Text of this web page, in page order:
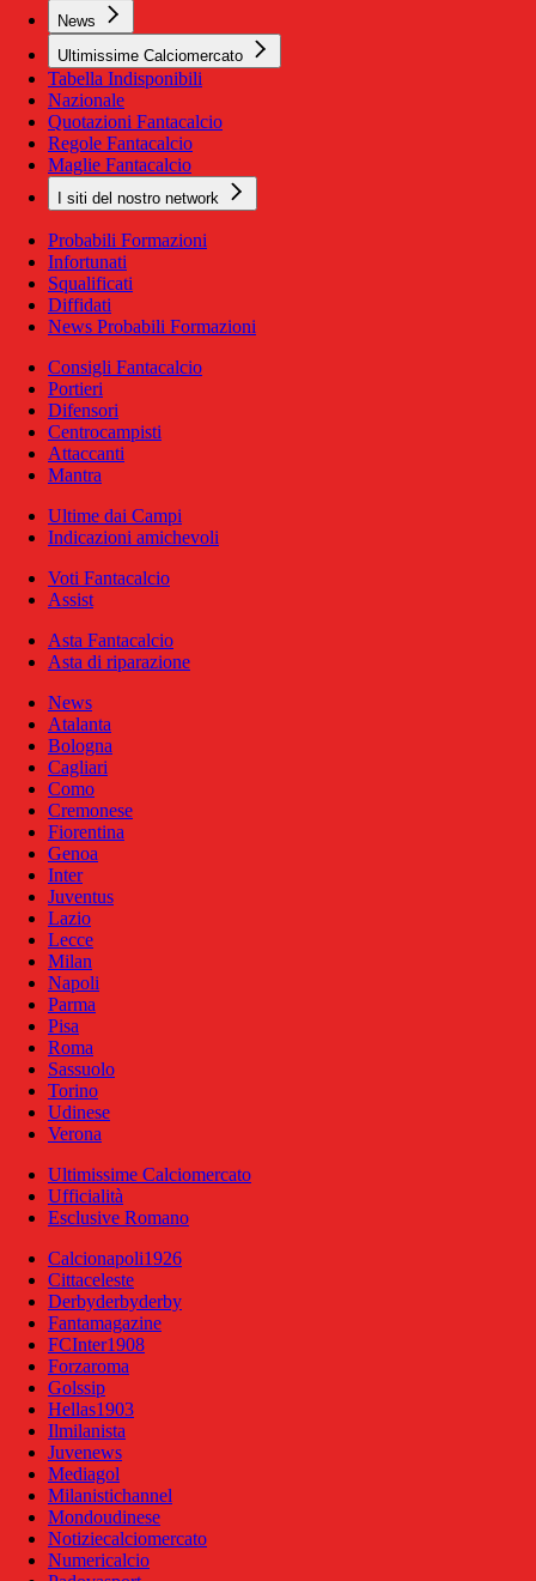
News
Ultimissime Calciomercato
Tabella Indisponibili
Nazionale
Quotazioni Fantacalcio
Regole Fantacalcio
Maglie Fantacalcio
I siti del nostro network
Probabili Formazioni
Infortunati
Squalificati
Diffidati
News Probabili Formazioni
Consigli Fantacalcio
Portieri
Difensori
Centrocampisti
Attaccanti
Mantra
Ultime dai Campi
Indicazioni amichevoli
Voti Fantacalcio
Assist
Asta Fantacalcio
Asta di riparazione
News
Atalanta
Bologna
Cagliari
Como
Cremonese
Fiorentina
Genoa
Inter
Juventus
Lazio
Lecce
Milan
Napoli
Parma
Pisa
Roma
Sassuolo
Torino
Udinese
Verona
Ultimissime Calciomercato
Ufficialità
Esclusive Romano
Calcionapoli1926
Cittaceleste
Derbyderbyderby
Fantamagazine
FCInter1908
Forzaroma
Golssip
Hellas1903
Ilmilanista
Juvenews
Mediagol
Milanistichannel
Mondoudinese
Notiziecalciomercato
Numericalcio